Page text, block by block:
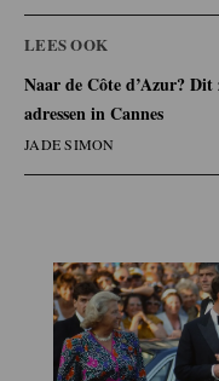
LEES OOK
Naar de Côte d’Azur? Dit
adressen in Cannes
JADE SIMON